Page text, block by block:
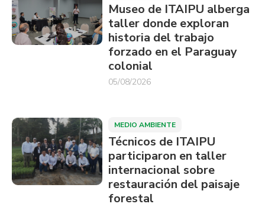
Museo de ITAIPU alberga
taller donde exploran
historia del trabajo
forzado en el Paraguay
colonial
05/08/2026
MEDIO AMBIENTE
Técnicos de ITAIPU
participaron en taller
internacional sobre
restauración del paisaje
forestal